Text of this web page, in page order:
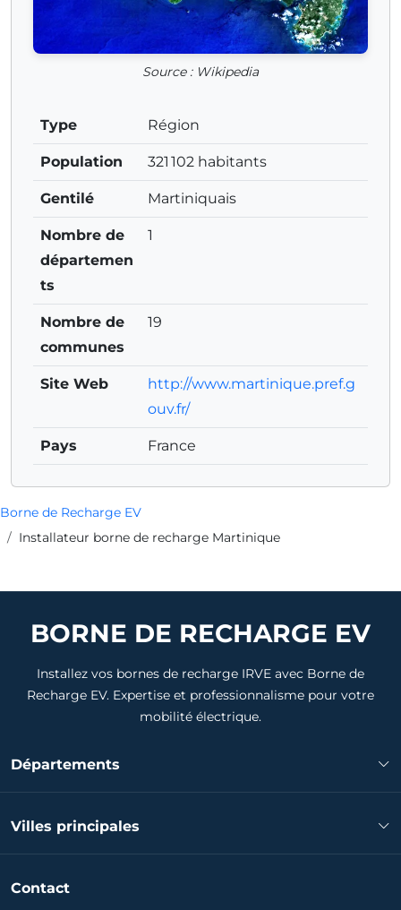
Borne de Recharge EV
Installateur borne de recharge Martinique
Source : Wikipedia
Type Région
Population 321 102 habitants
Gentilé Martiniquais
Nombre de
départemen
ts
1
Nombre de
communes
19
Site Web
http://www.martinique.pref.g
ouv.fr/
Pays France
BORNE DE RECHARGE EV
Installez vos bornes de recharge IRVE avec Borne de
Recharge EV. Expertise et professionnalisme pour votre
mobilité électrique.
Départements
Villes principales
Installateur borne de recharge Le Lamentin
Contact